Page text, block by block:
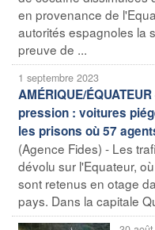
en provenance de
autorités espagnoles la
preuve de ...
1 septembre 2023
AMÉRIQUE/
pression : voitures
les prisons où 57
(Agence Fides) - Les
dévolu sur l'Equateur,
sont retenus en otage
pays. Dans la capitale